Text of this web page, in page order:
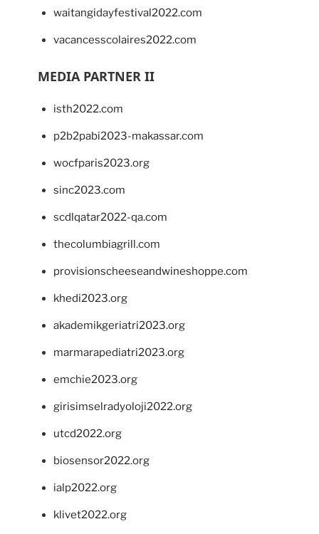
waitangidayfestival2022.com
vacancesscolaires2022.com
MEDIA PARTNER II
isth2022.com
p2b2pabi2023-makassar.com
wocfparis2023.org
sinc2023.com
scdlqatar2022-qa.com
thecolumbiagrill.com
provisionscheeseandwineshoppe.com
khedi2023.org
akademikgeriatri2023.org
marmarapediatri2023.org
emchie2023.org
girisimselradyoloji2022.org
utcd2022.org
biosensor2022.org
ialp2022.org
klivet2022.org